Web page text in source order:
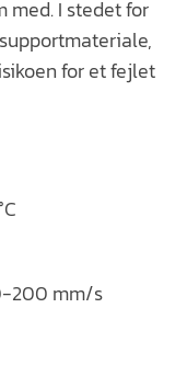
med. I stedet for
for et fejlet
200 mm/s